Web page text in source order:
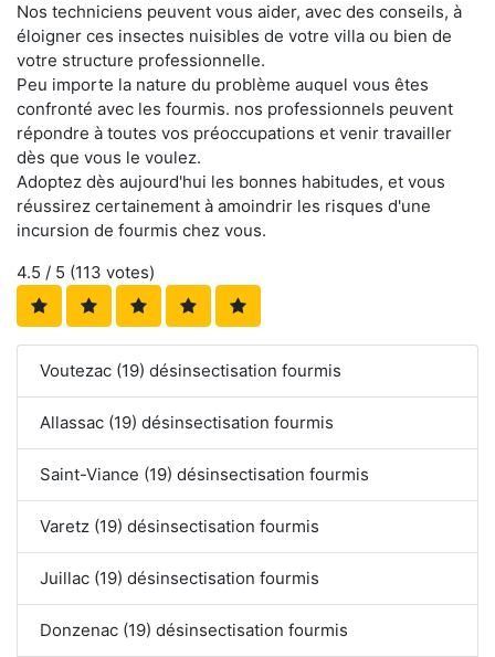
Nos techniciens peuvent vous aider, avec des conseils, à
éloigner ces insectes nuisibles de votre villa ou bien de
votre structure professionnelle.
Peu importe la nature du problème auquel vous êtes
confronté avec les fourmis. nos professionnels peuvent
répondre à toutes vos préoccupations et venir travailler
dès que vous le voulez.
Adoptez dès aujourd'hui les bonnes habitudes, et vous
réussirez certainement à amoindrir les risques d'une
incursion de fourmis chez vous.
4.5 / 5 (113 votes)
Voutezac (19) désinsectisation fourmis
Allassac (19) désinsectisation fourmis
Saint-Viance (19) désinsectisation fourmis
Varetz (19) désinsectisation fourmis
Juillac (19) désinsectisation fourmis
Donzenac (19) désinsectisation fourmis